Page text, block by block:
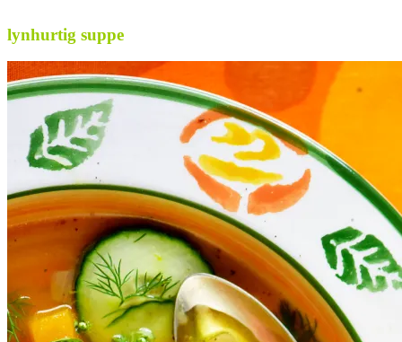
lynhurtig suppe